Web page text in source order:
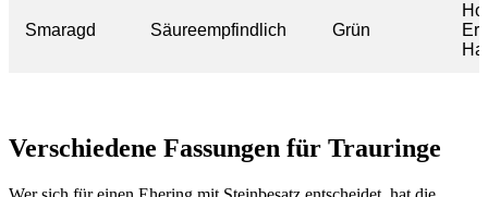
Smaragd Säureempfindlich Grün
Verschiedene Fassungen für Trauringe